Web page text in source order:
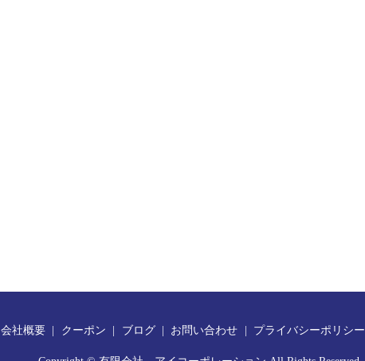
会社概要 クーポン ブログ お問い合わせ プライバシーポリシー